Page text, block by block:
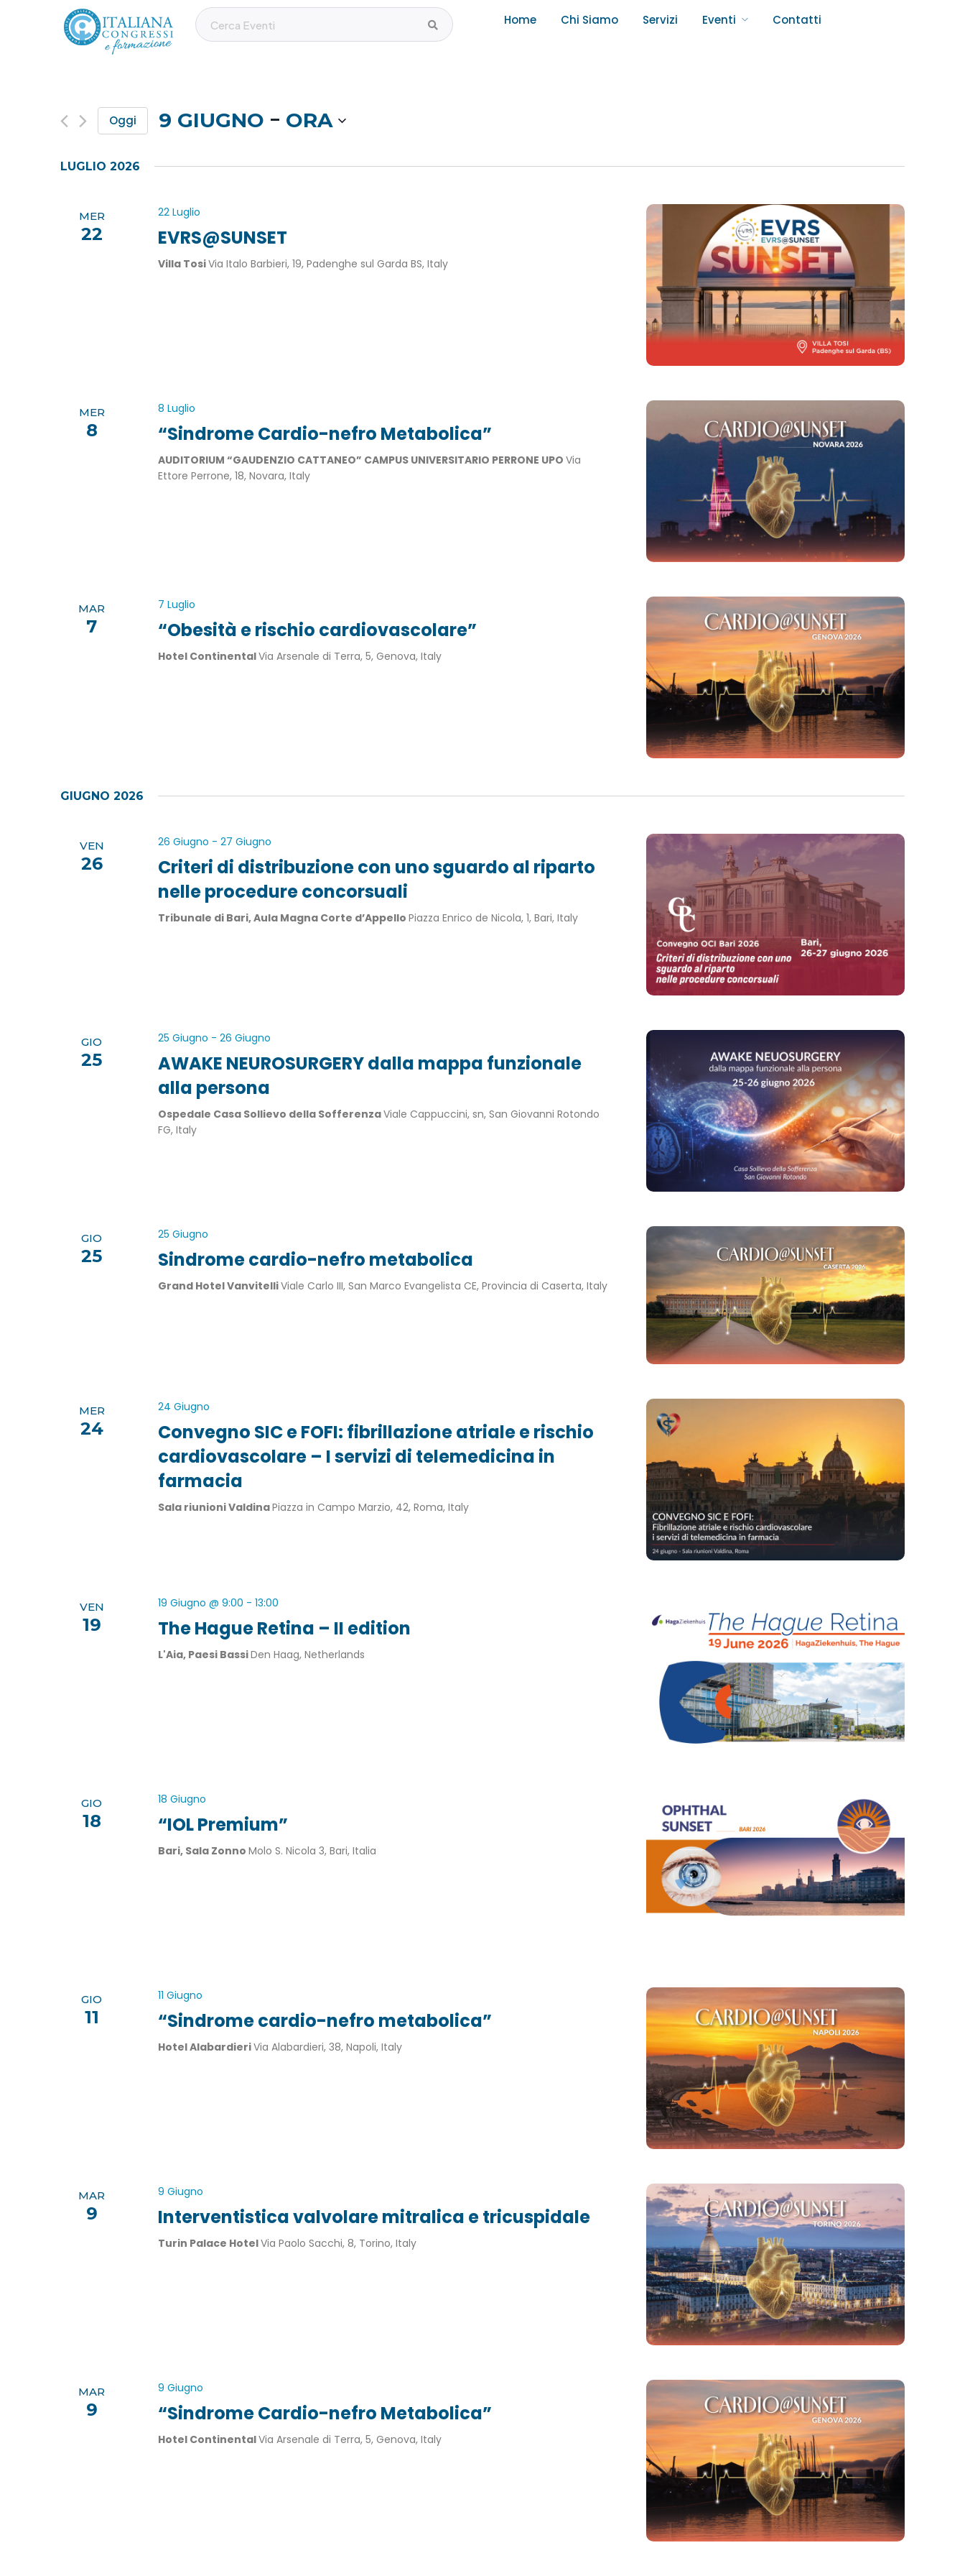
Home Chi Siamo Servizi Eventi Contatti
Oggi 9 GIUGNO - ORA
z
i
n
.
LUGLIO 2026
MER
22
22 Luglio
EVRS@SUNSET
Villa TosiVia Italo Barbieri, 19, Padenghe sul Garda BS, Italy
MER
8
8 Luglio
“Sindrome Cardio-nefro Metabolica”
AUDITORIUM “GAUDENZIO CATTANEO” CAMPUS UNIVERSITARIO PERRONE UPO Via
Ettore Perrone, 18, Novara, Italy
MAR
7
7 Luglio
“Obesità e rischio cardiovascolare”
Hotel ContinentalVia Arsenale di Terra, 5, Genova, Italy
GIUGNO 2026
VEN
26
26 Giugno - 27 Giugno
Criteri di distribuzione con uno sguardo al riparto
nelle procedure concorsuali
Tribunale di Bari, Aula Magna Corte d’Appello Piazza Enrico de Nicola, 1, Bari, Italy
GIO
25
25 Giugno - 26 Giugno
AWAKE NEUROSURGERY dalla mappa funzionale
alla persona
Ospedale Casa Sollievo della SofferenzaViale Cappuccini, sn, San Giovanni Rotondo
FG, Italy
GIO
25
25 Giugno
Sindrome cardio-nefro metabolica
Grand Hotel VanvitelliViale Carlo III, San Marco Evangelista CE, Provincia di Caserta, Italy
MER
24
24 Giugno
Convegno SIC e FOFI: fibrillazione atriale e rischio
cardiovascolare – I servizi di telemedicina in
farmacia
Sala riunioni ValdinaPiazza in Campo Marzio, 42, Roma, Italy
VEN
19
19 Giugno @ 9:00 - 13:00
The Hague Retina – II edition
L'Aia, Paesi BassiDen Haag, Netherlands
GIO
18
18 Giugno
“IOL Premium”
Bari, Sala Zonno Molo S. Nicola 3, Bari, Italia
GIO
11
11 Giugno
“Sindrome cardio-nefro metabolica”
Hotel AlabardieriVia Alabardieri, 38, Napoli, Italy
MAR
9
9 Giugno
Interventistica valvolare mitralica e tricuspidale
Turin Palace HotelVia Paolo Sacchi, 8, Torino, Italy
MAR
9
9 Giugno
“Sindrome Cardio-nefro Metabolica”
Hotel ContinentalVia Arsenale di Terra, 5, Genova, Italy